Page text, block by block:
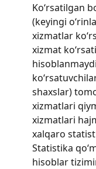
Ko‘rsatilgan
(keyingi
xizmatlar
xizmat
shaxslar)
xizmatlari
xizmatlari
xalqaro
Statistika
hisoblar